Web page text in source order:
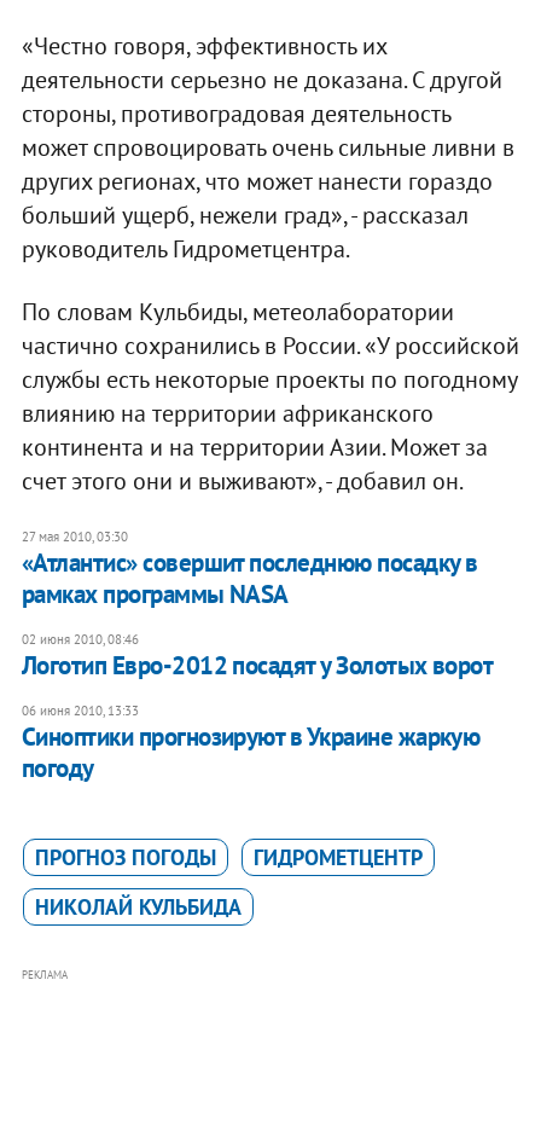
«Честно говоря, эффективность их
деятельности серьезно не доказана. С другой
стороны, противоградовая деятельность
может спровоцировать очень сильные ливни в
других регионах, что может нанести гораздо
больший ущерб, нежели град», - рассказал
руководитель Гидрометцентра.
По словам Кульбиды, метеолаборатории
частично сохранились в России. «У российской
службы есть некоторые проекты по погодному
влиянию на территории африканского
континента и на территории Азии. Может за
счет этого они и выживают», - добавил он.
27 мая 2010, 03:30
«Атлантис» совершит последнюю посадку в
рамках программы NASA
02 июня 2010, 08:46
Логотип Евро-2012 посадят у Золотых ворот
06 июня 2010, 13:33
Синоптики прогнозируют в Украине жаркую
погоду
ПРОГНОЗ ПОГОДЫ
ГИДРОМЕТЦЕНТР
НИКОЛАЙ КУЛЬБИДА
РЕКЛАМА